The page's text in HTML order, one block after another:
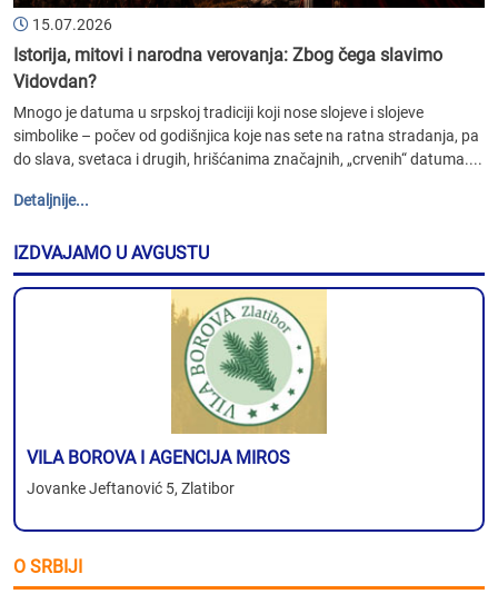
15.07.2026
Istorija, mitovi i narodna verovanja: Zbog čega slavimo
Vidovdan?
Mnogo je datuma u srpskoj tradiciji koji nose slojeve i slojeve
simbolike – počev od godišnjica koje nas sete na ratna stradanja, pa
do slava, svetaca i drugih, hrišćanima značajnih, „crvenih“ datuma....
Detaljnije...
IZDVAJAMO U AVGUSTU
VILA BOROVA I AGENCIJA MIROS
Jovanke Jeftanović 5, Zlatibor
O SRBIJI